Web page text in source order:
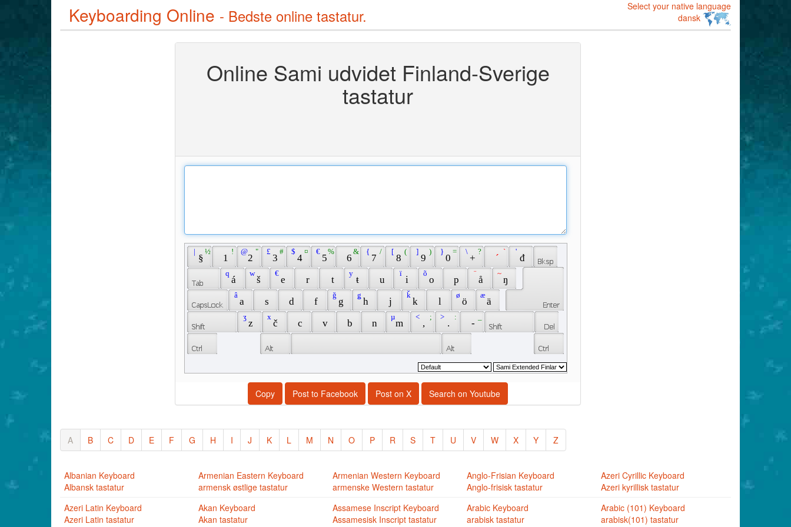
Keyboarding Online - Bedste online tastatur.
Select your native language
dansk
Online Sami udvidet Finland-Sverige
tastatur
§
½
|
1
!
2
"
@
3
#
£
4
¤
$
5
%
€
6
&
7
/
{
8
(
[
9
)
]
0
=
}
+
?
\
´
`
đ
'
á
q
š
w
e
€
r t ŧ
y
u i
ï
o
õ
p å
¨
ŋ
~
a
â
s d f g
ǧ
h
ǥ
j k
ǩ
l ö
ø
ä
æ
z
ʒ
č
x
c v b n m
µ
,
;
<
.
:
>
-
Copy Post to Facebook Post on X Search on Youtube
A B C D E F G H I J K L M N O P R S T U V W X Y Z
Albanian Keyboard
Albansk tastatur
Armenian Eastern Keyboard
armensk østlige tastatur
Armenian Western Keyboard
armenske Western tastatur
Anglo-Frisian Keyboard
Anglo-frisisk tastatur
Azeri Cyrillic Keyboard
Azeri kyrillisk tastatur
Azeri Latin Keyboard
Azeri Latin tastatur
Akan Keyboard
Akan tastatur
Assamese Inscript Keyboard
Assamesisk Inscript tastatur
Arabic Keyboard
arabisk tastatur
Arabic (101) Keyboard
arabisk(101) tastatur